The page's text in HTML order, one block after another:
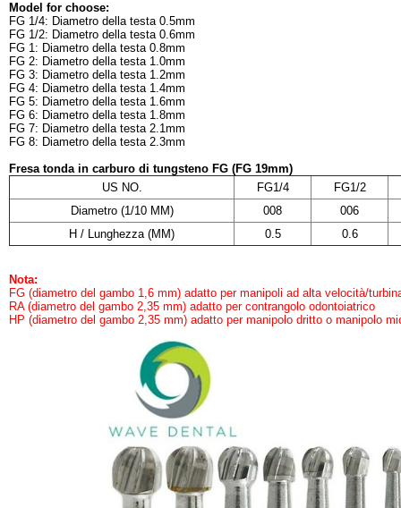
Model for choose:
FG 1/4: Diametro della testa 0.5mm
FG 1/2: Diametro della testa 0.6mm
FG 1: Diametro della testa 0.8mm
FG 2: Diametro della testa 1.0mm
FG 3: Diametro della testa 1.2mm
FG 4: Diametro della testa 1.4mm
FG 5: Diametro della testa 1.6mm
FG 6: Diametro della testa 1.8mm
FG 7: Diametro della testa 2.1mm
FG 8: Diametro della testa 2.3mm
Fresa tonda in carburo di tungsteno FG (FG 19mm)
US NO.
FG1/4
FG1/2
Diametro (1/10 MM)
008
006
H / Lunghezza (MM)
0.5 0.6
Nota:
FG (diametro del gambo 1,6 mm) adatto per manipoli ad alta velocità/
RA (diametro del gambo 2,35 mm) adatto per contrangolo odontoiatrico
HP (diametro del gambo 2,35 mm) adatto per manipolo dritto o manipolo